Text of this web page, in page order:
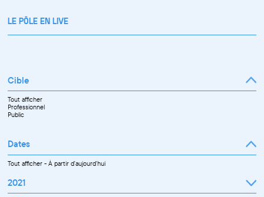
LE PÔLE EN LIVE
Cible
Tout afficher
Professionnel
Public
Dates
Tout afficher-À partir d'aujourd'hui
2021